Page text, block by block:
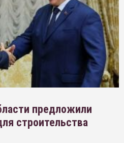
предложили
строительства